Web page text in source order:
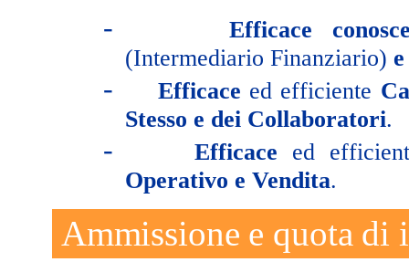
-
Efficace
(Intermediario Finanziario)
- Efficace ed efficiente
Stesso e dei Collaboratori.
- Efficace ed
Operativo e Vendita.
Ammissione e quota di